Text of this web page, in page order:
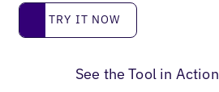
Try it now
TRY IT NOW
See the Tool in Action